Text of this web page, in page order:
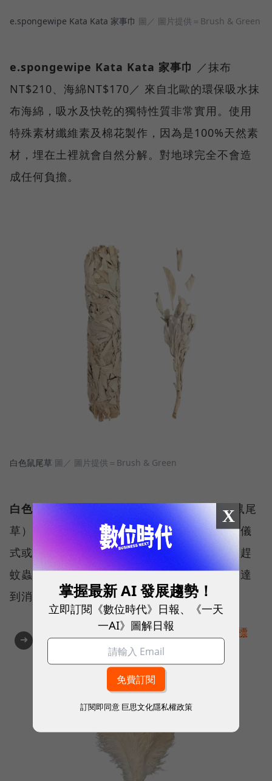
e.spongewipe Kata Kata 家事巾 圖／ 圖片提供＝Brush & Green
e.spongewipe Kata Kata 家事巾 ／抹布
NT$210、海綿NT$170／ 來自北歐的環保吸水抹
布海綿，吸水及快乾的獨特性質非常實用。使用
特殊素材纖維素及棉花製作，因為是100%天然素
材，埋在土裡就會自然分解。對地球完全不會造
成任何負擔。
白色鼠尾草 圖／ 圖片提供＝Brush & Green
白色鼠尾草 ／NT$270／ WHITE SAGE（白鼠尾
草）是北美洲印第安人的淨化聖品，用於各種儀
式或召喚神靈可以驅趕負能量、淨化空間、驅趕
蚊蟲、消毒空氣，並能用於放鬆心靈和身體，達
到消除疲勞的目的。
➜
AI提升效率，永續決定未來！全球永續指標
企業認證☀️100 MVP等你角逐雙獎榮譽
X
掌握最新 AI 發展趨勢！
立即訂閱《數位時代》日報、《一天
一AI》圖解日報
訂閱即同意 巨思文化隱私權政策